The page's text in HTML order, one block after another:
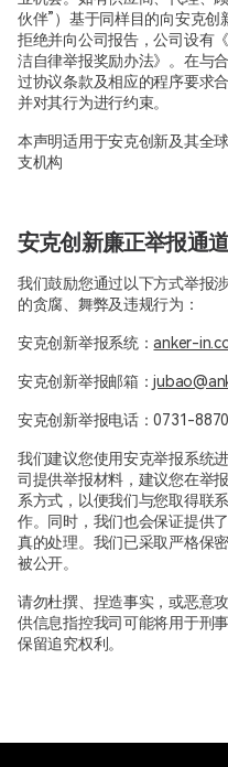
伙伴”）基于同样目的向安克
拒绝并向公司报告，公司设有
洁自律举报奖励办法》。在与
过协议条款及相应的程序要求
并对其行为进行约束。
本声明适用于安克创新及其全
支机构
安克创新廉正举报通道
我们鼓励您通过以下方式举报
的贪腐、舞弊及违规行为：
安克创新举报系统：anker-
安克创新举报邮箱：
安克创新举报电话：0731-
我们建议您使用安克举报系统
司提供举报材料，建议您在举
系方式，以便我们与您取得联
作。同时，我们也会保证提供
真的处理。我们已采取严格保
被公开。
请勿杜撰、捏造事实，或恶意
供信息指控我司可能将用于刑
保留追究权利。